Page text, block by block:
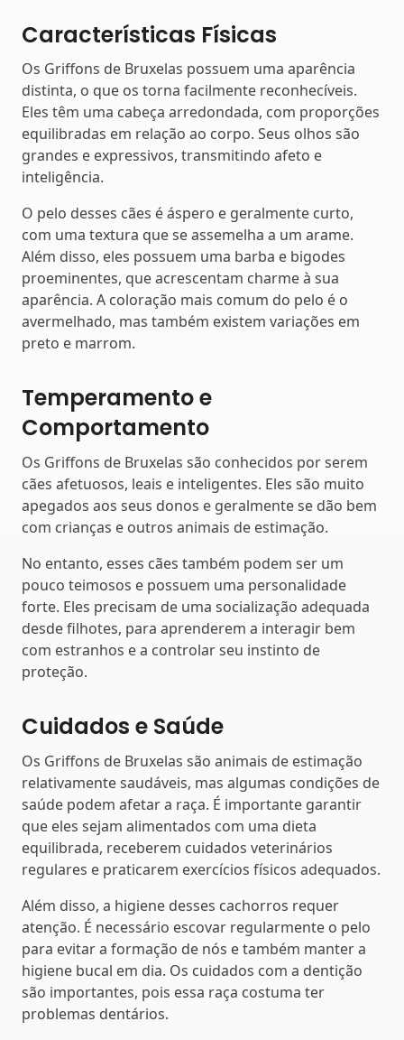
Características Físicas
Os Griffons de Bruxelas possuem uma aparência
distinta, o que os torna facilmente reconhecíveis.
Eles têm uma cabeça arredondada, com proporções
equilibradas em relação ao corpo. Seus olhos são
grandes e expressivos, transmitindo afeto e
inteligência.
O pelo desses cães é áspero e geralmente curto,
com uma textura que se assemelha a um arame.
Além disso, eles possuem uma barba e bigodes
proeminentes, que acrescentam charme à sua
aparência. A coloração mais comum do pelo é o
avermelhado, mas também existem variações em
preto e marrom.
Temperamento e
Comportamento
Os Griffons de Bruxelas são conhecidos por serem
cães afetuosos, leais e inteligentes. Eles são muito
apegados aos seus donos e geralmente se dão bem
com crianças e outros animais de estimação.
No entanto, esses cães também podem ser um
pouco teimosos e possuem uma personalidade
forte. Eles precisam de uma socialização adequada
desde filhotes, para aprenderem a interagir bem
com estranhos e a controlar seu instinto de
proteção.
Cuidados e Saúde
Os Griffons de Bruxelas são animais de estimação
relativamente saudáveis, mas algumas condições de
saúde podem afetar a raça. É importante garantir
que eles sejam alimentados com uma dieta
equilibrada, receberem cuidados veterinários
regulares e praticarem exercícios físicos adequados.
Além disso, a higiene desses cachorros requer
atenção. É necessário escovar regularmente o pelo
para evitar a formação de nós e também manter a
higiene bucal em dia. Os cuidados com a dentição
são importantes, pois essa raça costuma ter
problemas dentários.